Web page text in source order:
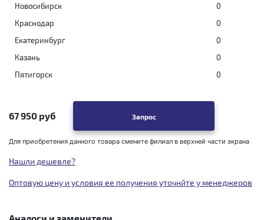
Новосибирск
0
Краснодар
0
Екатеринбург
0
Казань
0
Пятигорск
0
67 950 руб Запрос
Для приобретения данного товара смените филиал в верхней части экрана
Нашли дешевле?
Оптовую цену и условия ее получения уточнйте у менеджеров
Аналоги и заменители